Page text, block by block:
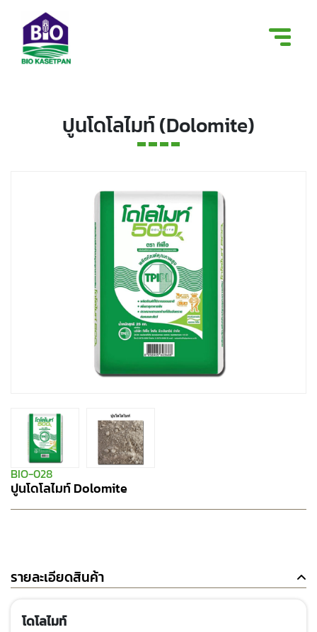
ปูนโดโลไมท์ (Dolomite)
BIO-028
ปูนโดโลไมท์ Dolomite
รายละเอียดสินค้า
โดโลไมท์